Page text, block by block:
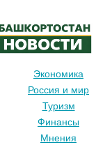
Экономика
Россия и мир
Туризм
Финансы
Мнения